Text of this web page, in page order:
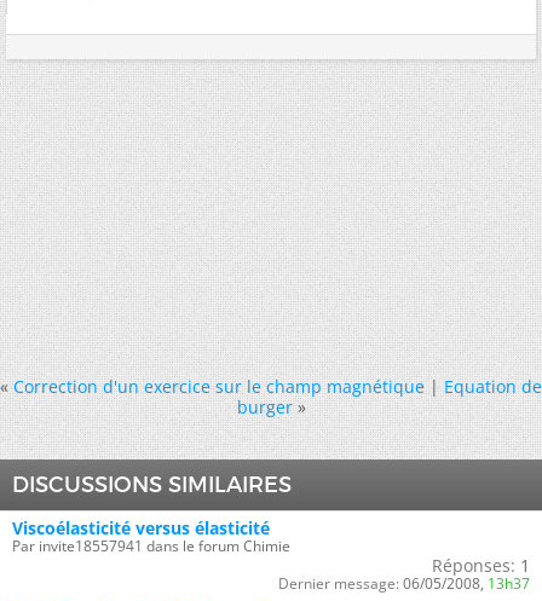
« Correction d'un exercice sur le champ magnétique|Equation de
burger »
DISCUSSIONS SIMILAIRES
Viscoélasticité versus élasticité
Par invite18557941 dans le forum Chimie
Réponses: 1
Dernier message: 06/05/2008, 13h37